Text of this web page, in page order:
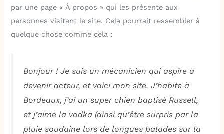
par une page « À propos » qui les présente aux
personnes visitant le site. Cela pourrait ressembler à
quelque chose comme cela :
Bonjour ! Je suis un mécanicien qui aspire à
devenir acteur, et voici mon site. J’habite à
Bordeaux, j’ai un super chien baptisé Russell,
et j’aime la vodka (ainsi qu’être surpris par la
pluie soudaine lors de longues balades sur la